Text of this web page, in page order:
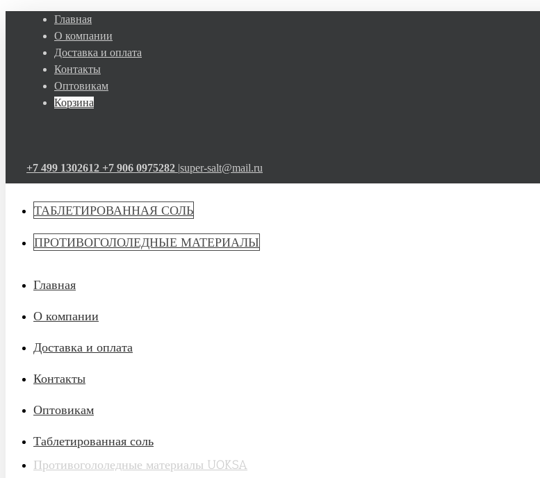
Главная
О компании
Доставка и оплата
Контакты
Оптовикам
Корзина
+7 499 1302612 +7 906 0975282 |super-salt@mail.ru
ТАБЛЕТИРОВАННАЯ СОЛЬ
ПРОТИВОГОЛОЛЕДНЫЕ МАТЕРИАЛЫ
Главная
О компании
Доставка и оплата
Контакты
Оптовикам
Таблетированная соль
Противогололедные материалы UOKSA